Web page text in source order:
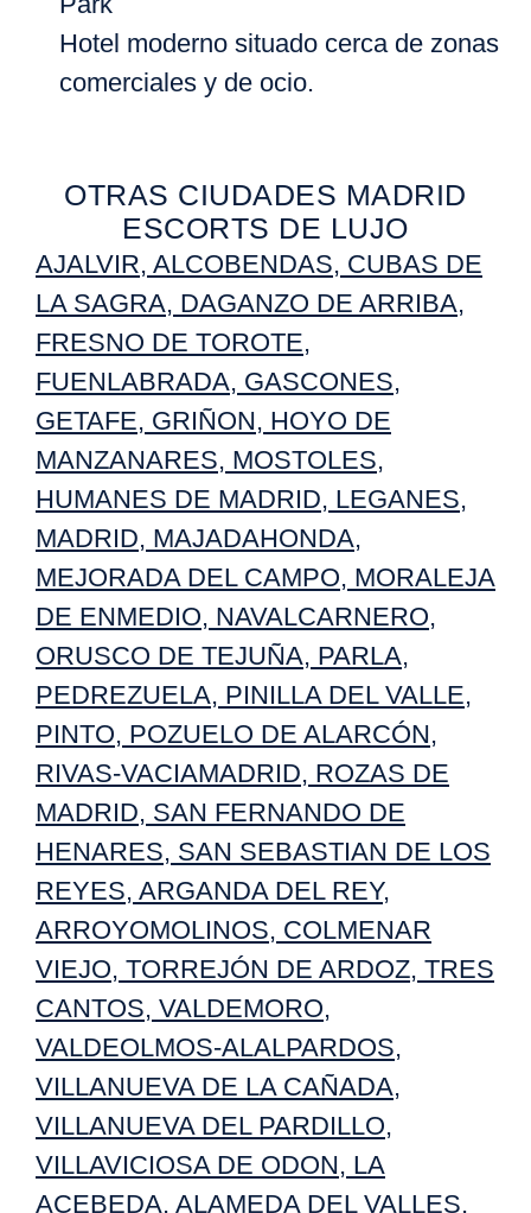
Hotel moderno situado cerca de zonas
comerciales y de ocio.
OTRAS CIUDADES MADRID
ESCORTS DE LUJO
AJALVIR, ALCOBENDAS, CUBAS DE
LA SAGRA, DAGANZO DE ARRIBA,
FRESNO DE TOROTE,
FUENLABRADA, GASCONES,
GETAFE, GRIÑON, HOYO DE
MANZANARES, MOSTOLES,
HUMANES DE MADRID, LEGANES,
MADRID, MAJADAHONDA,
MEJORADA DEL CAMPO, MORALEJA
DE ENMEDIO, NAVALCARNERO,
ORUSCO DE TEJUÑA, PARLA,
PEDREZUELA, PINILLA DEL VALLE,
PINTO, POZUELO DE ALARCÓN,
RIVAS-VACIAMADRID, ROZAS DE
MADRID, SAN FERNANDO DE
HENARES, SAN SEBASTIAN DE LOS
REYES, ARGANDA DEL REY,
ARROYOMOLINOS, COLMENAR
VIEJO, TORREJÓN DE ARDOZ, TRES
CANTOS, VALDEMORO,
VALDEOLMOS-ALALPARDOS,
VILLANUEVA DE LA CAÑADA,
VILLANUEVA DEL PARDILLO,
VILLAVICIOSA DE ODON, LA
ACEBEDA, ALAMEDA DEL VALLES,